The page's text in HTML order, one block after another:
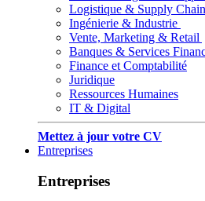
Logistique & Supply Chain
Ingénierie & Industrie
Vente, Marketing & Retail
Banques & Services
Finance et Comptabilité
Juridique
Ressources Humaines
IT & Digital
Mettez à jour votre CV
Entreprises
Entreprises